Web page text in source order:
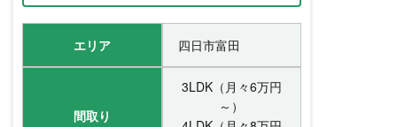
エリア 四日市富田
間取り
3LDK（月々6万円
～）